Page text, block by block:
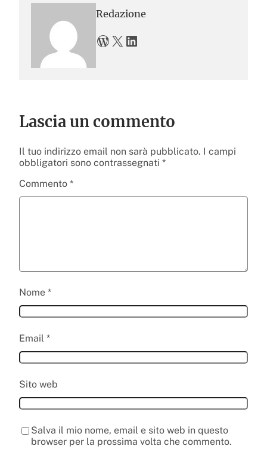
Redazione
WordPress X LinkedIn
Lascia un commento
Il tuo indirizzo email non sarà pubblicato. I campi
obbligatori sono contrassegnati *
Commento *
Nome *
Email *
Sito web
Salva il mio nome, email e sito web in questo
browser per la prossima volta che commento.